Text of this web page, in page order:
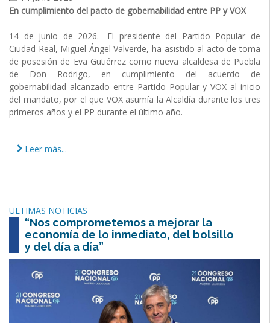
En cumplimiento del pacto de gobernabilidad entre PP y VOX
14 de junio de 2026.- El presidente del Partido Popular de
Ciudad Real, Miguel Ángel Valverde, ha asistido al acto de toma
de posesión de Eva Gutiérrez como nueva alcaldesa de Puebla
de Don Rodrigo, en cumplimiento del acuerdo de
gobernabilidad alcanzado entre Partido Popular y VOX al inicio
del mandato, por el que VOX asumía la Alcaldía durante los tres
primeros años y el PP durante el último año.
Leer más...
ULTIMAS NOTICIAS
“Nos comprometemos a mejorar la
economía de lo inmediato, del bolsillo
y del día a día”